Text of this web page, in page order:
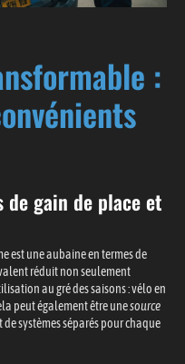
:
de gain de place et
est une aubaine en termes de
réduit non seulement
au gré des saisons : vélo en
peut également être unesource
systèmes séparés pour chaque